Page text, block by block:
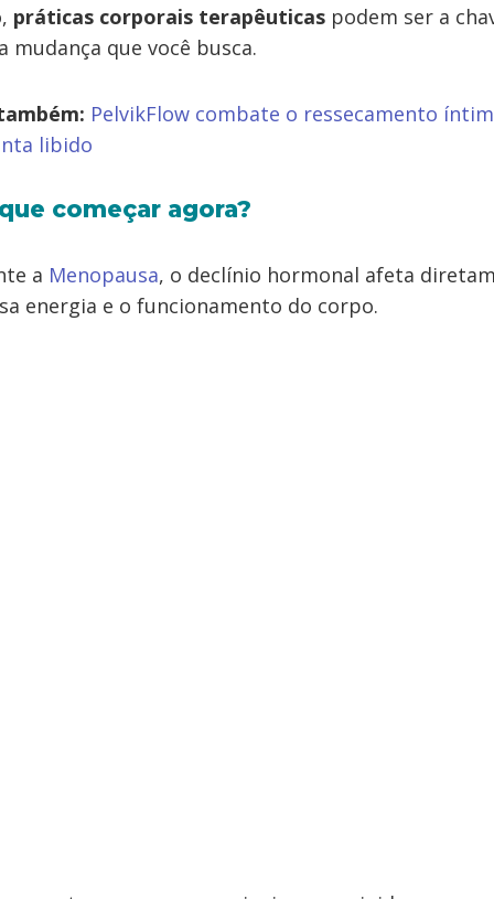
práticas corporais terapêuticas podem ser a
mudança que você busca.
PelvikFlow combate o ressecamento
libido
começar agora?
a Menopausa, o declínio hormonal afeta
energia e o funcionamento do corpo.